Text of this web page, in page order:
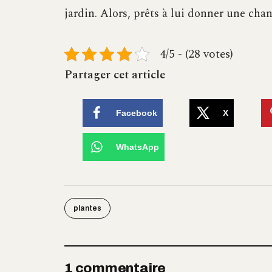
jardin. Alors, prêts à lui donner une
4/5 - (28 votes)
Partager cet article
Facebook X
WhatsApp
plantes
1 commentaire